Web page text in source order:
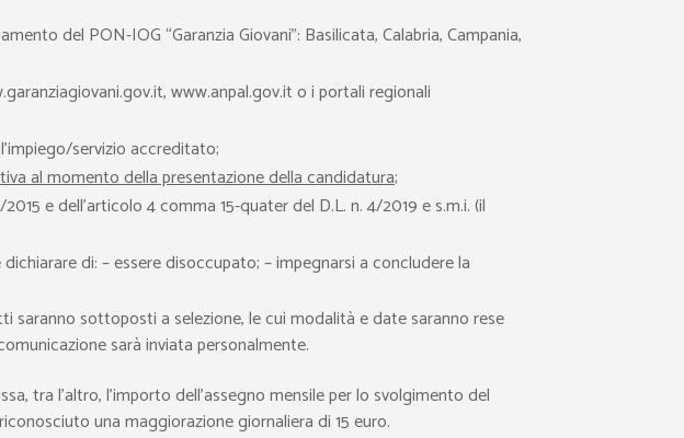
del PON-IOG “Garanzia Giovani”: Basilicata, Calabria, Campania,
www.anpal.gov.it o i portali regionali
servizio accreditato;
al momento della presentazione della candidatura;
e dell’articolo 4 comma 15-quater del D.L. n. 4/2019 e s.m.i. (il
di: – essere disoccupato; – impegnarsi a concludere la
saranno sottoposti a selezione, le cui modalità e date saranno rese
sarà inviata personalmente.
tra l’altro, l’importo dell’assegno mensile per lo svolgimento del
una maggiorazione giornaliera di 15 euro.